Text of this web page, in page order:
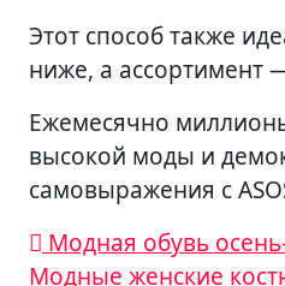
Этот способ также
ниже, а ассортимент
Ежемесячно
высокой моды и
самовыражения с
Навигация
Модная обувь
Модные женские